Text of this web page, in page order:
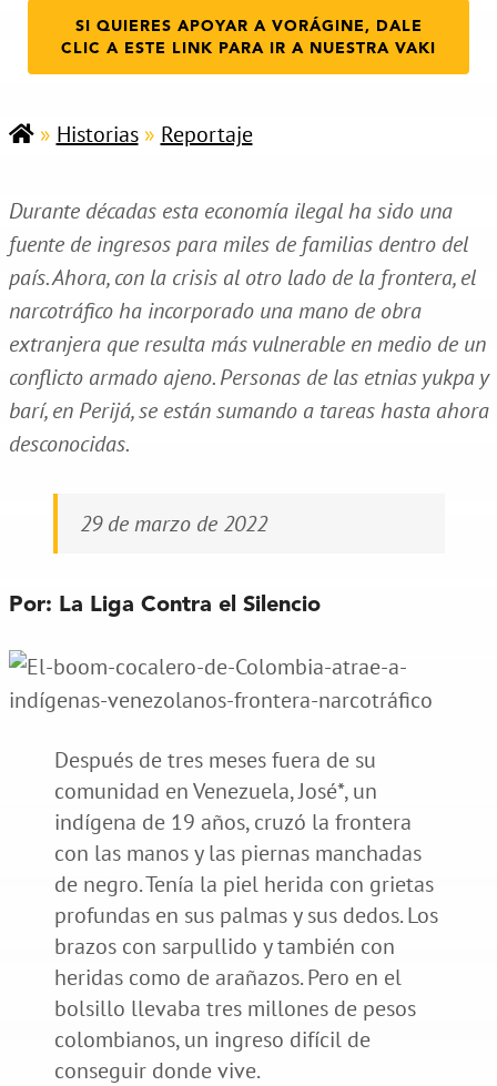
SI QUIERES APOYAR A VORÁGINE, DALE
CLIC A ESTE LINK PARA IR A NUESTRA VAKI
» Historias» Reportaje
Durante décadas esta economía ilegal ha sido una
fuente de ingresos para miles de familias dentro del
país. Ahora, con la crisis al otro lado de la frontera, el
narcotráfico ha incorporado una mano de obra
extranjera que resulta más vulnerable en medio de un
conflicto armado ajeno. Personas de las etnias yukpa y
barí, en Perijá, se están sumando a tareas hasta ahora
desconocidas.
29 de marzo de 2022
Por: La Liga Contra el Silencio
Después de tres meses fuera de su
comunidad en Venezuela, José*, un
indígena de 19 años, cruzó la frontera
con las manos y las piernas manchadas
de negro. Tenía la piel herida con grietas
profundas en sus palmas y sus dedos. Los
brazos con sarpullido y también con
heridas como de arañazos. Pero en el
bolsillo llevaba tres millones de pesos
colombianos, un ingreso difícil de
conseguir donde vive.